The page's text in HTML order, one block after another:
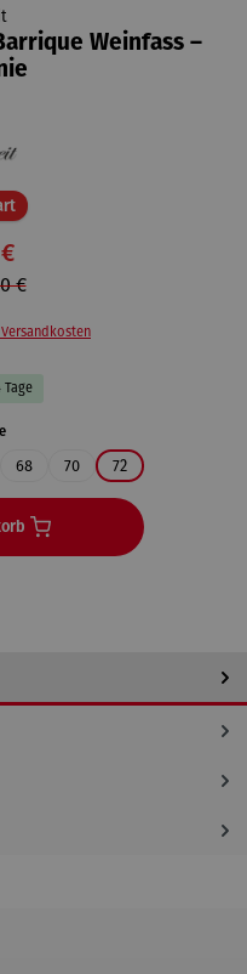
Weinfass –
Rabatt
€
Tage
auswählen
68 70 72